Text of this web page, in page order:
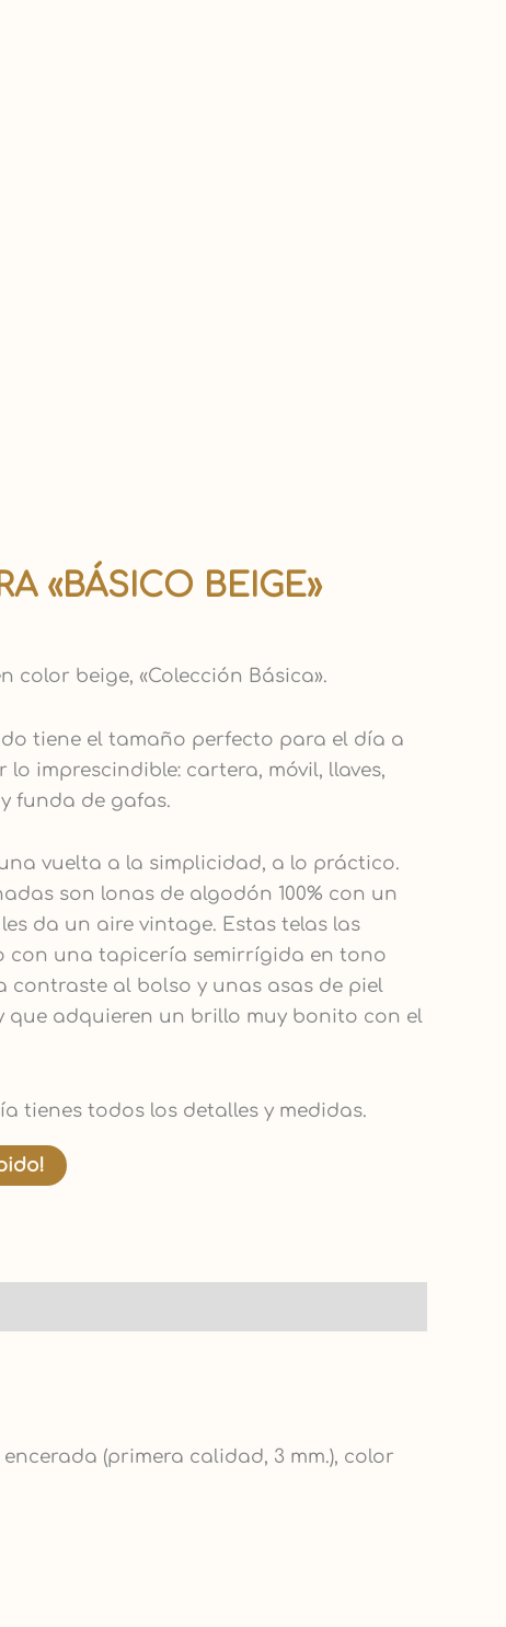
«BÁSICO BEIGE»
color beige, «Colección Básica».
tiene el tamaño perfecto para el día a
lo imprescindible: cartera, móvil, llaves,
funda de gafas.
vuelta a la simplicidad, a lo práctico.
son lonas de algodón 100% con un
da un aire vintage. Estas telas las
con una tapicería semirrígida en tono
contraste al bolso y unas asas de piel
que adquieren un brillo muy bonito con el
tienes todos los detalles y medidas.
(primera calidad, 3 mm.), color